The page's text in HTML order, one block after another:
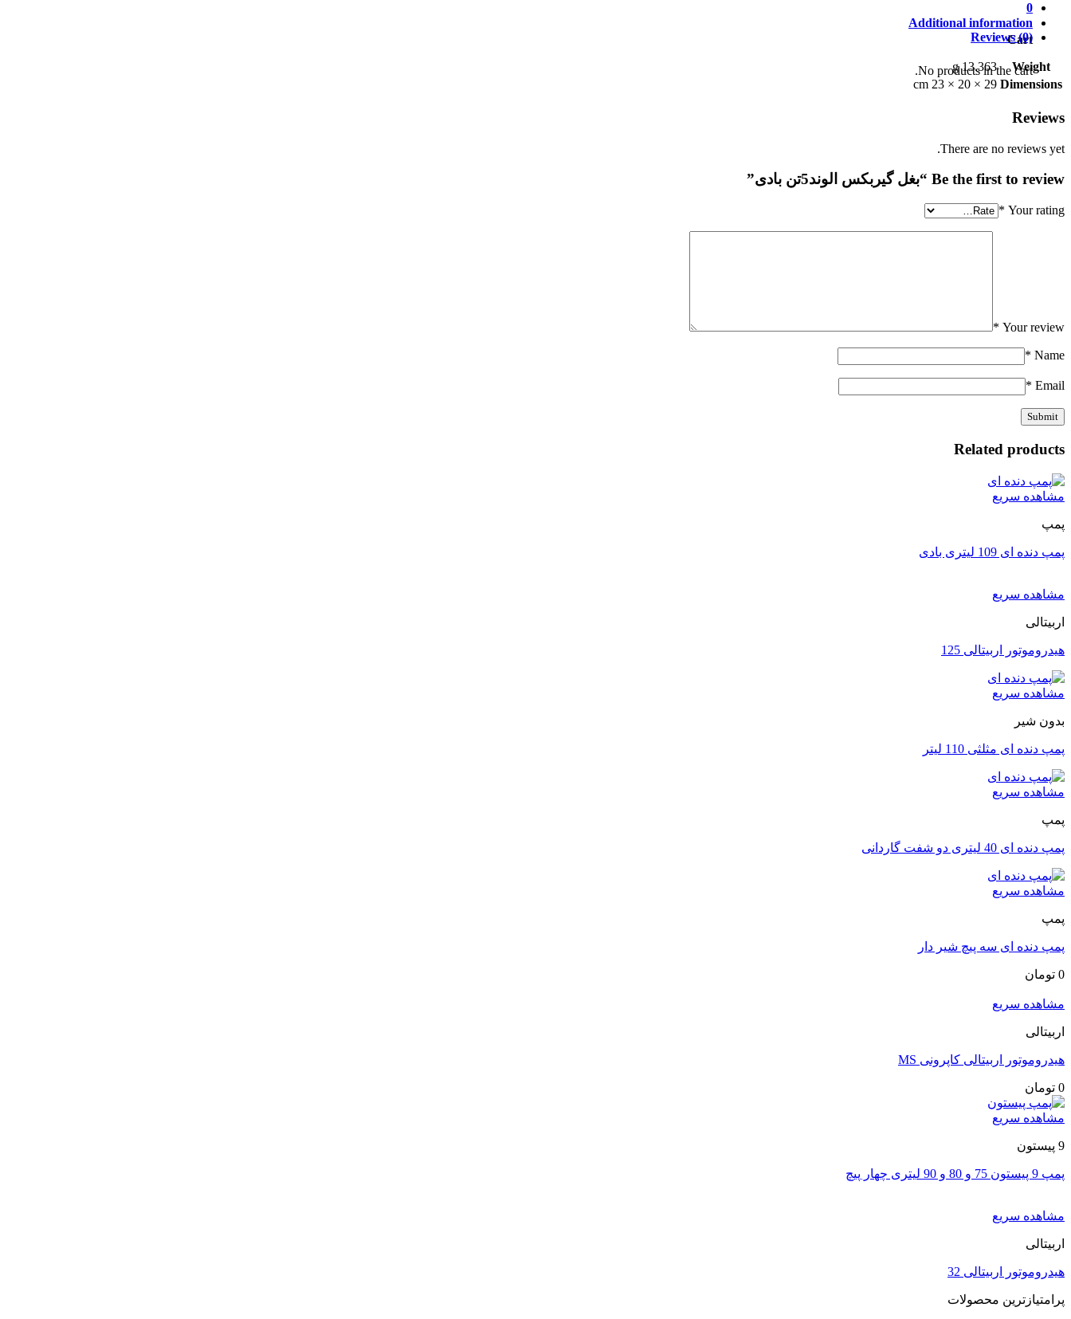
0
Cart
No products in the cart.
Additional information
Reviews (0)
Weight
13.363 g
Dimensions
29 × 20 × 23 cm
Reviews
There are no reviews yet.
Be the first to review “بغل گیربکس الوند5تن بادی”
Your rating
*
Your review
*
Name
*
Email
*
Related products
مشاهده سریع
پمپ
پمپ دنده ای 109 لیتری بادی
مشاهده سریع
اربیتالی
هیدروموتور اربیتالی 125
مشاهده سریع
بدون شیر
پمپ دنده ای مثلثی 110 لیتر
مشاهده سریع
پمپ
پمپ دنده ای 40 لیتری دو شفت گاردانی
مشاهده سریع
پمپ
پمپ دنده ای سه پیچ شیر دار
0 تومان
مشاهده سریع
اربیتالی
هیدروموتور اربیتالی کاپرونی MS
0 تومان
مشاهده سریع
9 پیستون
پمپ 9 پیستون 75 و 80 و 90 لیتری چهار پیچ
مشاهده سریع
اربیتالی
هیدروموتور اربیتالی 32
پرامتیازترین محصولات